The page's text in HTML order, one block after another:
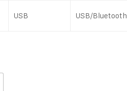
USB USB/Bluetooth